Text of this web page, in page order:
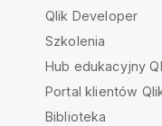
Qlik Developer
Szkolenia
Hub edukacyjny
Portal klientów
Biblioteka